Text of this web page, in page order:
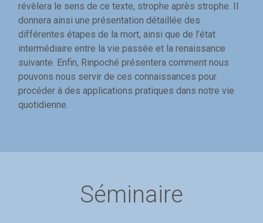
révèlera le sens de ce texte, strophe après strophe. Il
donnera ainsi une présentation détaillée des
différentes étapes de la mort, ainsi que de l’état
intermédiaire entre la vie passée et la renaissance
suivante. Enfin, Rinpoché présentera comment nous
pouvons nous servir de ces connaissances pour
procéder à des applications pratiques dans notre vie
quotidienne.
Séminaire